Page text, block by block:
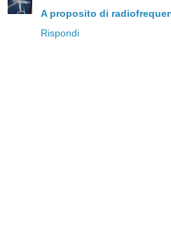
A proposito di
Rispondi